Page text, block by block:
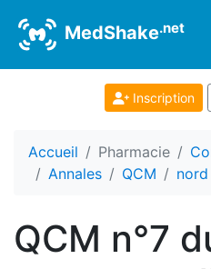
MedShake.net
Inscription
Accueil Pharmacie
Annales
QCM
QCM n°7